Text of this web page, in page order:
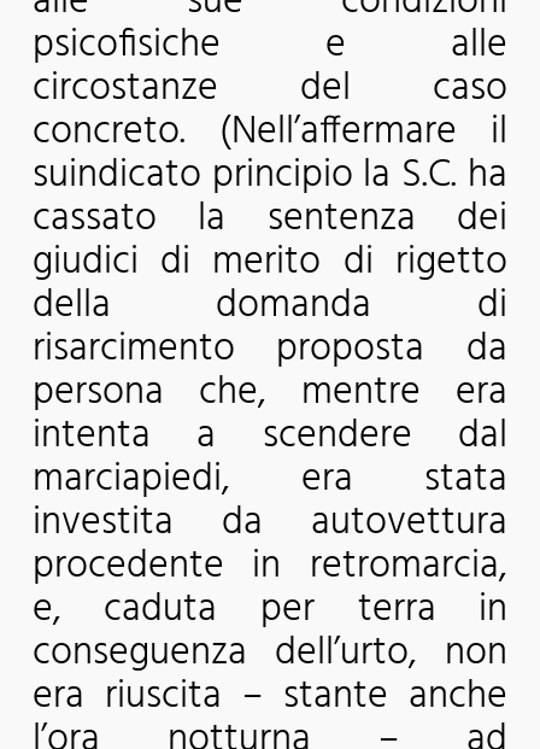
psicofisiche e alle
circostanze del caso
concreto. (Nell’affermare il
suindicato principio la S.C. ha
cassato la sentenza dei
giudici di merito di rigetto
della domanda di
risarcimento proposta da
persona che, mentre era
intenta a scendere dal
marciapiedi, era stata
investita da autovettura
procedente in retromarcia,
e, caduta per terra in
conseguenza dell’urto, non
era riuscita – stante anche